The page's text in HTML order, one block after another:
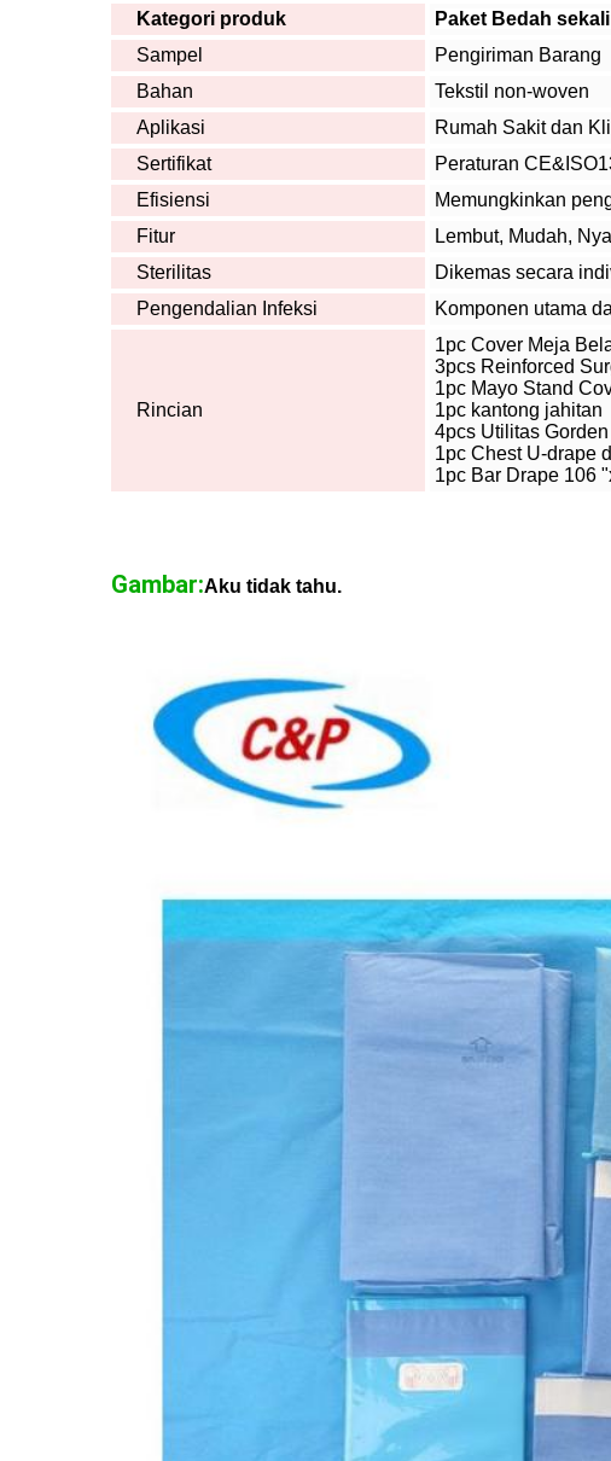
Kategori produk
Paket Bedah
Sampel
Pengiriman Barang
Bahan
Tekstil non-woven
Aplikasi
Rumah Sakit dan
Sertifikat
Peraturan
Efisiensi
Memungkinkan
Fitur
Lembut, Mudah,
Sterilitas
Dikemas secara
Pengendalian Infeksi
Komponen utama
Rincian
1pc Cover Meja
3pcs Reinforced
1pc Mayo Stand
1pc kantong jahitan
4pcs Utilitas
1pc Chest U-drape
1pc Bar Drape 106
Gambar:Aku tidak tahu.